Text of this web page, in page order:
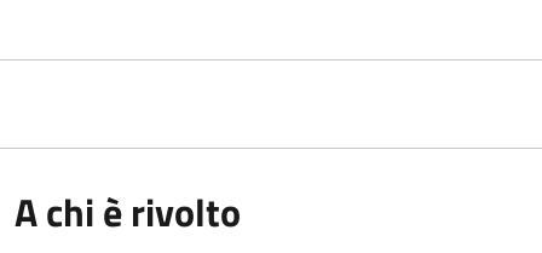
A chi è rivolto